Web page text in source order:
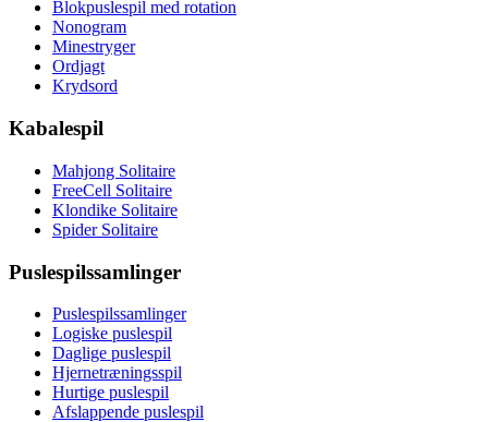
Blokpuslespil med rotation
Nonogram
Minestryger
Ordjagt
Krydsord
Kabalespil
Mahjong Solitaire
FreeCell Solitaire
Klondike Solitaire
Spider Solitaire
Puslespilssamlinger
Puslespilssamlinger
Logiske puslespil
Daglige puslespil
Hjernetræningsspil
Hurtige puslespil
Afslappende puslespil